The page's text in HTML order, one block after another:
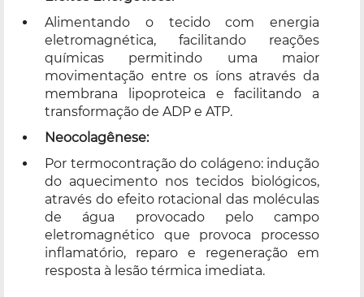
Alimentando o tecido com energia
eletromagnética, facilitando reações
químicas permitindo uma maior
movimentação entre os íons através da
membrana lipoproteica e facilitando a
transformação de ADP e ATP.
Neocolagênese:
Por termocontração do colágeno: indução
do aquecimento nos tecidos biológicos,
através do efeito rotacional das moléculas
de água provocado pelo campo
eletromagnético que provoca processo
inflamatório, reparo e regeneração em
resposta à lesão térmica imediata.